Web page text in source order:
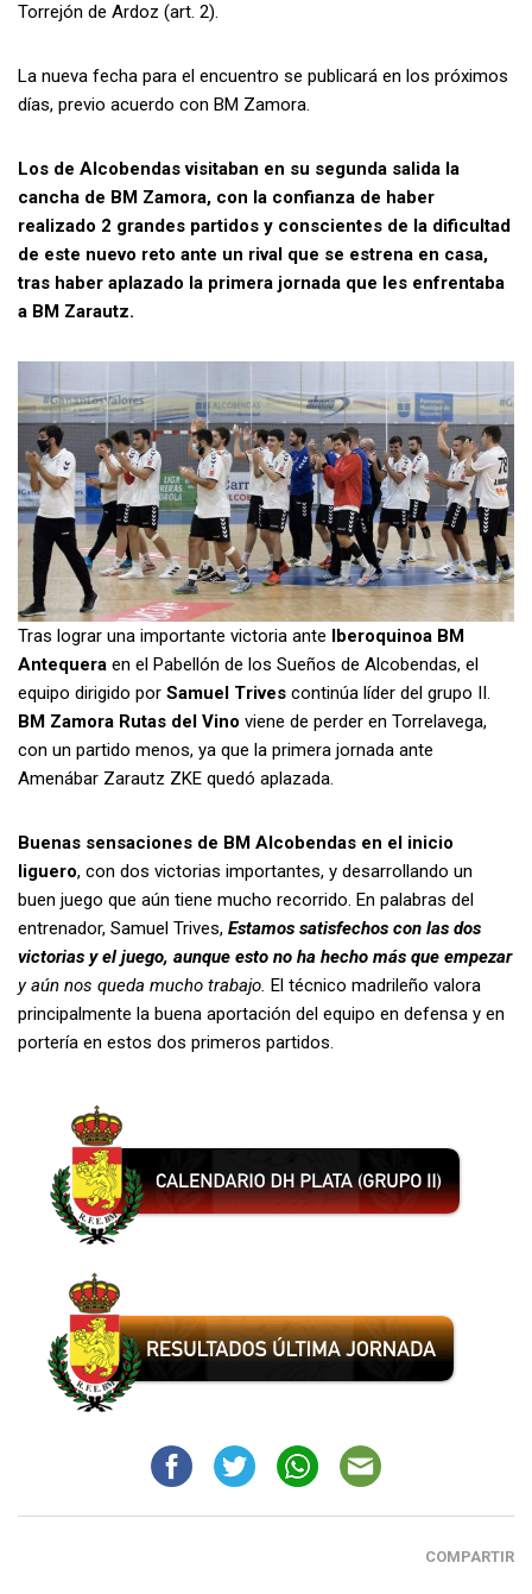
Torrejón de Ardoz (art. 2).
La nueva fecha para el encuentro se publicará en los próximos
días, previo acuerdo con BM Zamora.
Los de Alcobendas visitaban en su segunda salida la
cancha de BM Zamora, con la confianza de haber
realizado 2 grandes partidos y conscientes de la dificultad
de este nuevo reto ante un rival que se estrena en casa,
tras haber aplazado la primera jornada que les enfrentaba
a BM Zarautz.
Tras lograr una importante victoria ante
Iberoquinoa BM
Antequera en el Pabellón de los Sueños de Alcobendas, el
equipo dirigido por Samuel Trives continúa líder del grupo II.
BM Zamora Rutas del Vino viene de perder en Torrelavega,
con un partido menos, ya que la primera jornada ante
Amenábar Zarautz ZKE quedó aplazada.
Buenas sensaciones de BM Alcobendas en el inicio
liguero, con dos victorias importantes, y desarrollando un
buen juego que aún tiene mucho recorrido. En palabras del
entrenador, Samuel Trives, Estamos satisfechos con las dos
victorias y el juego, aunque esto no ha hecho más que empezar
y aún nos queda mucho trabajo. El técnico madrileño valora
principalmente la buena aportación del equipo en defensa y en
portería en estos dos primeros partidos.
COMPARTIR